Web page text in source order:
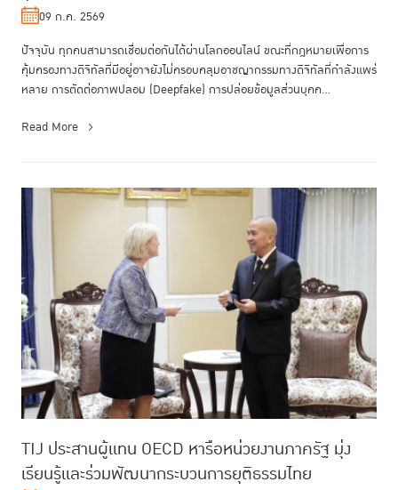
09 ก.ค. 2569
ปัจจุบัน ทุกคนสามารถเชื่อมต่อกันได้ผ่านโลกออนไลน์ ขณะที่กฎหมายเพื่อการ
คุ้มครองทางดิจิทัลที่มีอยู่อาจยังไม่ครอบคลุมอาชญากรรมทางดิจิทัลที่กำลังแพร่
หลาย การตัดต่อภาพปลอม (Deepfake) การปล่อยข้อมูลส่วนบุคค...
Read More
TIJ ประสานผู้แทน OECD หารือหน่วยงานภาครัฐ มุ่ง
เรียนรู้และร่วมพัฒนากระบวนการยุติธรรมไทย